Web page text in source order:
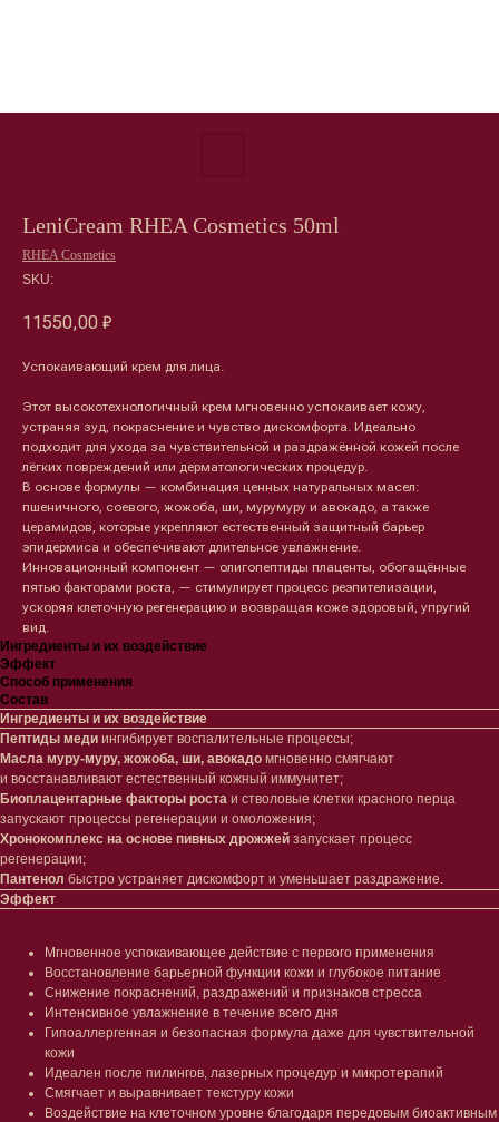
LeniCream RHEA Cosmetics 50ml
RHEA Cosmetics
SKU:
11550,00 ₽
Успокаивающий крем для лица.
Этот высокотехнологичный крем мгновенно успокаивает кожу,
устраняя зуд, покраснение и чувство дискомфорта. Идеально
подходит для ухода за чувствительной и раздражённой кожей после
лёгких повреждений или дерматологических процедур.
В основе формулы — комбинация ценных натуральных масел:
пшеничного, соевого, жожоба, ши, мурумуру и авокадо, а также
церамидов, которые укрепляют естественный защитный барьер
эпидермиса и обеспечивают длительное увлажнение.
Инновационный компонент — олигопептиды плаценты, обогащённые
пятью факторами роста, — стимулирует процесс реэпителизации,
ускоряя клеточную регенерацию и возвращая коже здоровый, упругий
вид.
Ингредиенты и их воздействие
Эффект
Способ применения
Состав
Ингредиенты и их воздействие
Пептиды меди ингибирует воспалительные процессы;
Масла муру-муру, жожоба, ши, авокадо мгновенно смягчают
и восстанавливают естественный кожный иммунитет;
Биоплацентарные факторы роста и стволовые клетки красного перца
запускают процессы регенерации и омоложения;
Хронокомплекс на основе пивных дрожжей запускает процесс
регенерации;
Пантенол быстро устраняет дискомфорт и уменьшает раздражение.
Эффект
Мгновенное успокаивающее действие с первого применения
Восстановление барьерной функции кожи и глубокое питание
Снижение покраснений, раздражений и признаков стресса
Интенсивное увлажнение в течение всего дня
Гипоаллергенная и безопасная формула даже для чувствительной
кожи
Идеален после пилингов, лазерных процедур и микротерапий
Смягчает и выравнивает текстуру кожи
Воздействие на клеточном уровне благодаря передовым биоактивным
Проблемы
Лицо
Проблемы